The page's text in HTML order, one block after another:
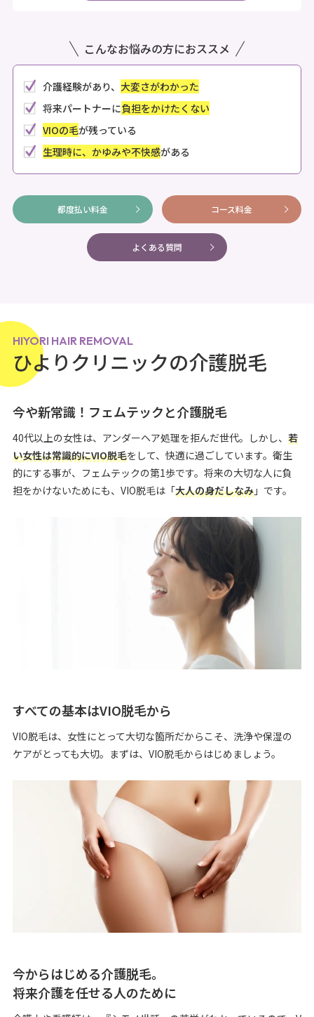
こんなお悩みの方におススメ
介護経験があり、 大変さがわかった
将来パートナーに負担をかけたくない
VIOの毛が残っている
生理時に、かゆみや不快感がある
都度払い料金 コース料金
よくある質問
HIYORI HAIR REMOVAL
ひよりクリニックの介護脱毛
今や新常識！フェムテックと介護脱毛
40代以上の女性は、アンダーヘア処理を拒んだ世代。しかし、 若
い女性は常識的にVIO脱毛をして、快適に過ごしています。衛生
的にする事が、フェムテックの第1歩です。将来の大切な人に負
担をかけないためにも、VIO脱毛は「大人の身だしなみ 」です。
すべての基本はVIO脱毛から
VIO脱毛は、女性にとって大切な箇所だからこそ、洗浄や保湿の
ケアがとっても大切。まずは、VIO脱毛からはじめましょう。
今からはじめる介護脱毛。
将来介護を任せる人のために